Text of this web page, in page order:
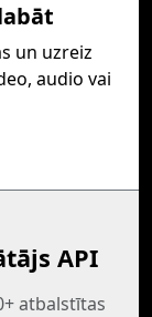
un uzreiz
audio vai
API
atbalstītas